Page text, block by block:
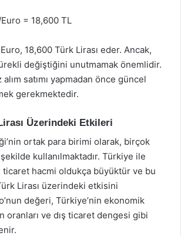
= 18,600 TL
18,600 Türk Lirası eder. Ancak,
değiştiğini unutmamak önemlidir.
satımı yapmadan önce güncel
gerekmektedir.
Üzerindeki Etkileri
ortak para birimi olarak, birçok
kullanılmaktadır. Türkiye ile
ticaret hacmi oldukça büyüktür ve bu
Lirası üzerindeki etkisini
değeri, Türkiye’nin ekonomik
oranları ve dış ticaret dengesi gibi